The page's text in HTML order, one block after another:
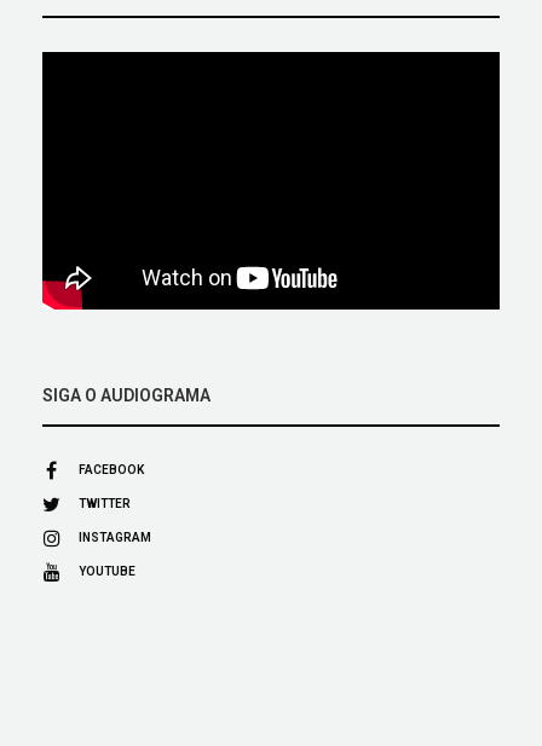
SIGA O AUDIOGRAMA
FACEBOOK
TWITTER
INSTAGRAM
YOUTUBE